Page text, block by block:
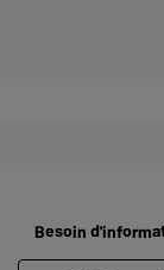
Besoin